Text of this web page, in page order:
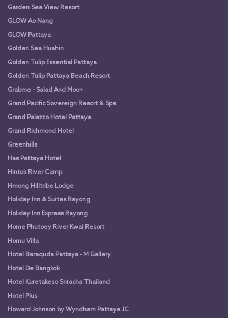
Garden Sea View Resort
GLOW Ao Nang
GLOW Pattaya
Golden Sea Huahin
Golden Tulip Essential Pattaya
Golden Tulip Pattaya Beach Resort
Grabme - Salad And Moo+
Grand Pacific Sovereign Resort & Spa
Grand Palazzo Hotel Pattaya
Grand Richmond Hotel
Greenhills
Has Pattaya Hotel
Hintok River Camp
Hmong Hilltribe Lodge
Holiday Inn & Suites Rayong
Holiday Inn Express Rayong
Home Phutoey River Kwai Resort
Homu Villa
Hotel Baraquda Pattaya - M Gallery
Hotel De Bangkok
Hotel Kuretakeso Sriracha Thailand
Hotel Plus
Howard Johnson by Wyndham Pattaya JC